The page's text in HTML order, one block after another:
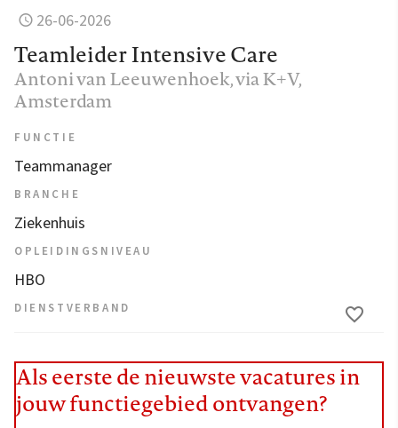
26-06-2026
Teamleider Intensive Care
Antoni van Leeuwenhoek, via K+V,
Amsterdam
FUNCTIE
Teammanager
BRANCHE
Ziekenhuis
OPLEIDINGSNIVEAU
HBO
DIENSTVERBAND
Als eerste de nieuwste vacatures in
jouw functiegebied ontvangen?